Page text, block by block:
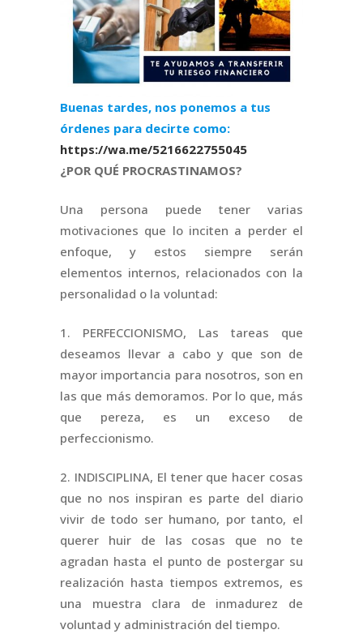
Buenas tardes, nos ponemos a tus
órdenes para decirte como:
https://wa.me/5216622755045
¿POR QUÉ PROCRASTINAMOS?
Una persona puede tener varias
motivaciones que lo inciten a perder el
enfoque, y estos siempre serán
elementos internos, relacionados con la
personalidad o la voluntad:
1. PERFECCIONISMO, Las tareas que
deseamos llevar a cabo y que son de
mayor importancia para nosotros, son en
las que más demoramos. Por lo que, más
que pereza, es un exceso de
perfeccionismo.
2. INDISCIPLINA, El tener que hacer cosas
que no nos inspiran es parte del diario
vivir de todo ser humano, por tanto, el
querer huir de las cosas que no te
agradan hasta el punto de postergar su
realización hasta tiempos extremos, es
una muestra clara de inmadurez de
voluntad y administración del tiempo.